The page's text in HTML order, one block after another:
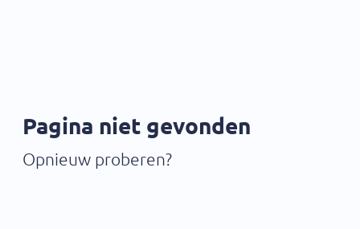
Pagina niet gevonden
Opnieuw proberen?